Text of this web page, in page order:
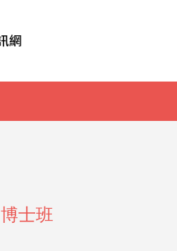
博士班